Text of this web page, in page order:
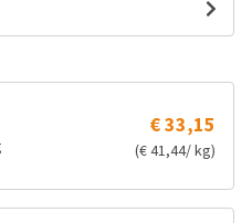
€ 33,15
(€ 41,44/ kg)